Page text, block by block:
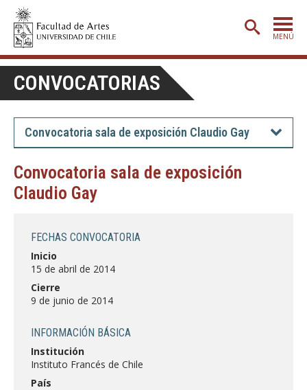
MENÚ
PORTADA
ADMISIÓN
ETAPA BÁSICA
CARRERAS
POSTGRADO
CREACIÓNE INVESTIGACIÓN
Estudiantes
Académicas/os
CONVOCATORIAS
Convocatoria sala de exposición Claudio Gay
Convocatoria sala de exposición
Claudio Gay
FECHAS CONVOCATORIA
Inicio
15 de abril de 2014
Cierre
9 de junio de 2014
INFORMACIÓN BÁSICA
Institución
Instituto Francés de Chile
País